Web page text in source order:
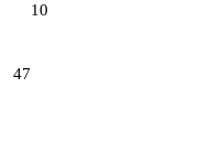
47
10